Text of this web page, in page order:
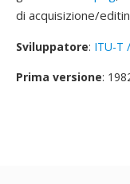
di acquisizione/
Sviluppatore: ITU-T
Prima versione: